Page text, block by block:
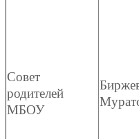
Совет
родителей
МБОУ